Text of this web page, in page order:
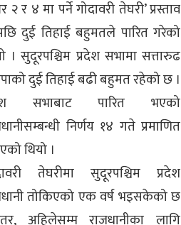
२ र ४ मा पर्ने गोदावरी तेघरी’ प्रस्ताव
दुई तिहाई बहुमतले पारित गरेको
। सुदूरपश्चिम प्रदेश सभामा सत्तारुढ
दुई तिहाई बढी बहुमत रहेको छ ।
सभाबाट पारित भएको
निर्णय १४ गते प्रमाणित
थियो ।
तेघरीमा सुदूरपश्चिम प्रदेश
तोकिएको एक वर्ष भइसकेको छ